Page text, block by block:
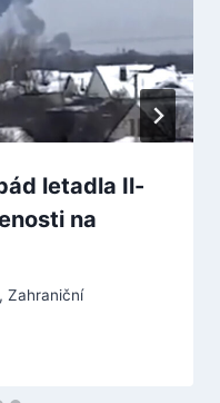
letadla Il-
na
, Zahraniční